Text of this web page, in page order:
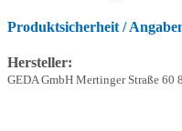
Produktsicherheit /
Hersteller:
GEDA GmbH Mertinger Straße